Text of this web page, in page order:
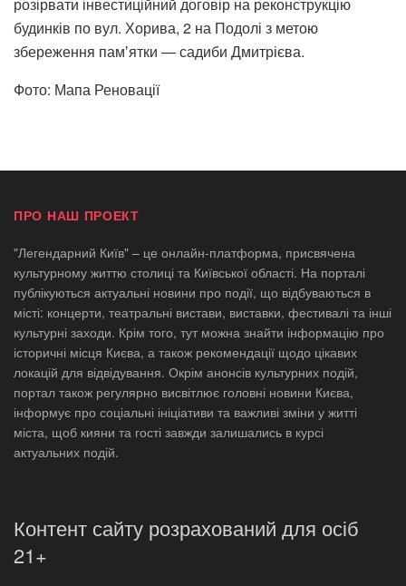
розірвати інвестиційний договір на реконструкцію
будинків по вул. Хорива, 2 на Подолі з метою
збереження памʼятки — садиби Дмитрієва.
Фото: Мапа Реновації
ПРО НАШ ПРОЕКТ
"Легендарний Київ" – це онлайн-платформа, присвячена
культурному життю столиці та Київської області. На порталі
публікуються актуальні новини про події, що відбуваються в
місті: концерти, театральні вистави, виставки, фестивалі та інші
культурні заходи. Крім того, тут можна знайти інформацію про
історичні місця Києва, а також рекомендації щодо цікавих
локацій для відвідування. Окрім анонсів культурних подій,
портал також регулярно висвітлює головні новини Києва,
інформує про соціальні ініціативи та важливі зміни у житті
міста, щоб кияни та гості завжди залишались в курсі
актуальних подій.
Контент сайту розрахований для осіб
21+